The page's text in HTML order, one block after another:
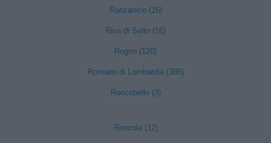
Ranzanico (16)
Riva di Solto (16)
Rogno (120)
Romano di Lombardia (385)
Roncobello (3)
Roncola (12)